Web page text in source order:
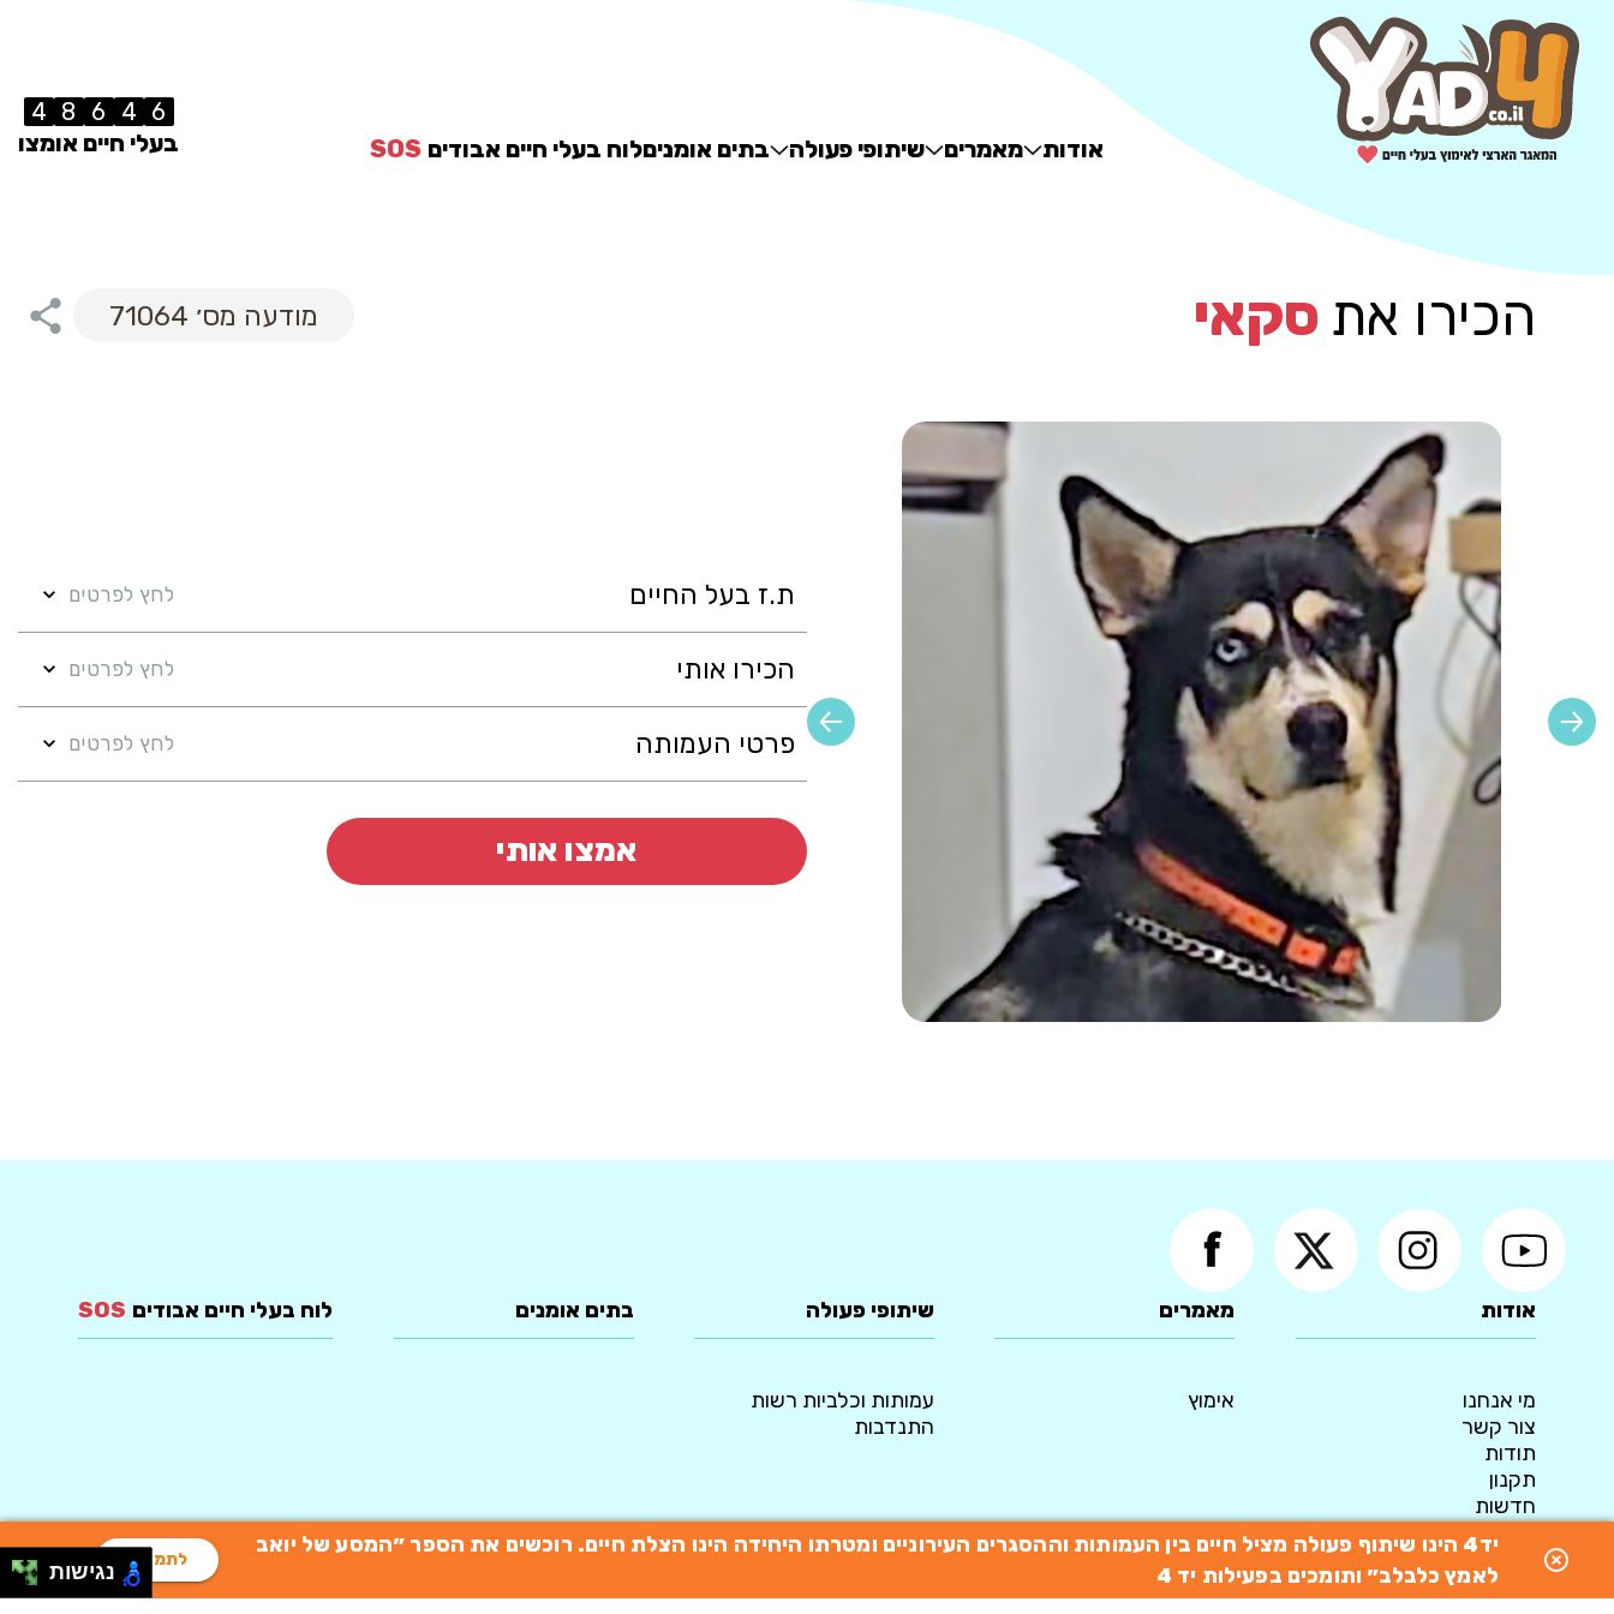
אודות מאמרים שיתופי פעולה בתים אומניםלוח בעלי חיים אבודים SOS
6
4
6
8
4
בעלי חיים אומצו
הכירו את סקאי מודעה מס׳ 71064
ת.ז בעל החיים לחץ לפרטים
הכירו אותי לחץ לפרטים
פרטי העמותה לחץ לפרטים
אמצו אותי
יד4 הינו שיתוף פעולה מציל חיים בין העמותות וההסגרים העירוניים ומטרתו היחידה הינו הצלת חיים. רוכשים את הספר ״המסע של יואב
לאמץ כלבלב״ ותומכים בפעילות יד 4
לתמיכה
אודות
מי אנחנו
צור קשר
תודות
תקנון
חדשות
מדיניות פרטיות
מאמרים
אימוץ
שיתופי פעולה
עמותות וכלביות רשות
התנדבות
בתים אומנים לוח בעלי חיים אבודים SOS
© 2015 כל הזכויות שמורות ליד4 - המאגר הארצי לאימוץ כלבים נגישות